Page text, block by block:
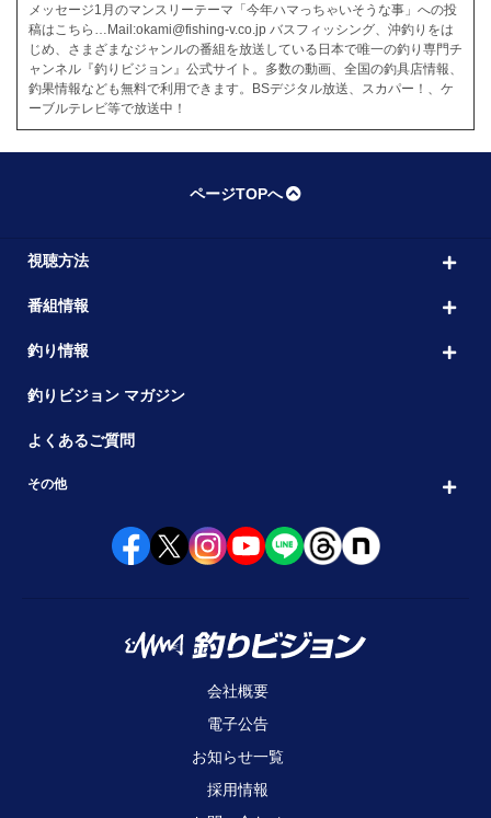
メッセージ1月のマンスリーテーマ「今年ハマっちゃいそうな事」への投
稿はこちら…Mail:okami@fishing-v.co.jp バスフィッシング、沖釣りをは
じめ、さまざまなジャンルの番組を放送している日本で唯一の釣り専門チ
ャンネル『釣りビジョン』公式サイト。多数の動画、全国の釣具店情報、
釣果情報なども無料で利用できます。BSデジタル放送、スカパー！、ケ
ーブルテレビ等で放送中！
ページTOPへ
視聴方法
番組情報
釣り情報
釣りビジョン マガジン
よくあるご質問
その他
会社概要
電子公告
お知らせ一覧
採用情報